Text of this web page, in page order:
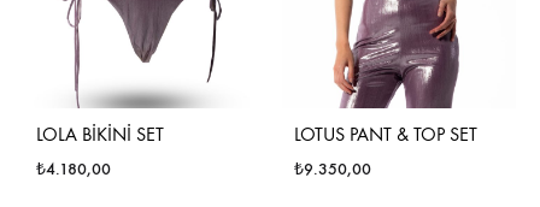
LOLA BİKİNİ SET
₺4.180,00
LOTUS PANT & TOP SET
₺9.350,00